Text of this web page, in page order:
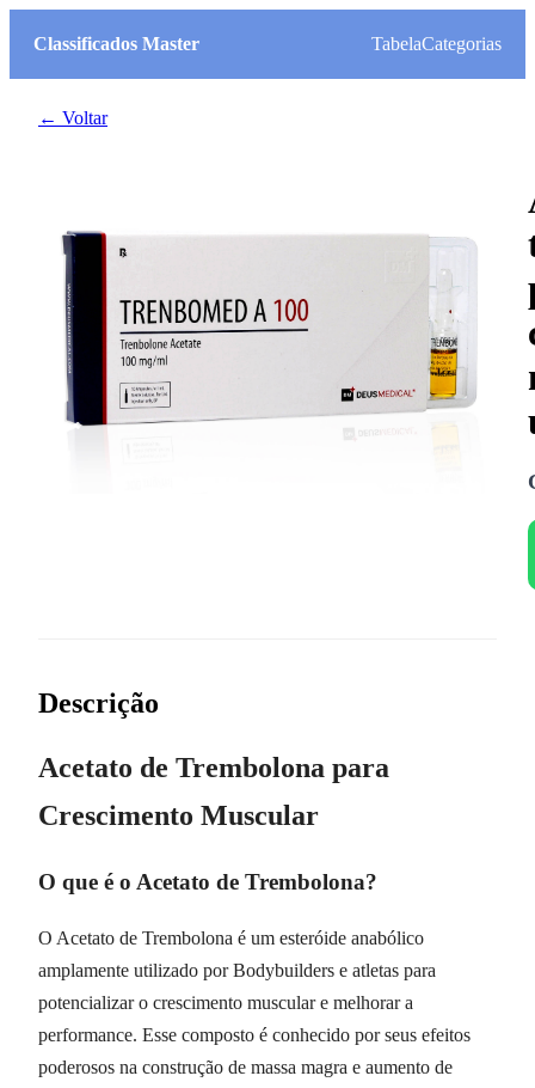
Classificados Master TabelaCategorias
← Voltar
Descrição
Acetato de Trembolona para
Crescimento Muscular
O que é o Acetato de Trembolona?
O Acetato de Trembolona é um esteróide anabólico
amplamente utilizado por Bodybuilders e atletas para
potencializar o crescimento muscular e melhorar a
performance. Esse composto é conhecido por seus efeitos
poderosos na construção de massa magra e aumento de